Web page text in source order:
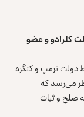
کلرادو و عضو
دولت ترمپ و کنگره
می‌رسد که
صلح و ثبات